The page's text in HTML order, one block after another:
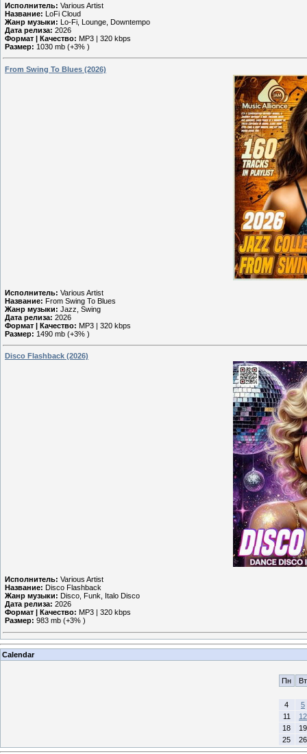
Исполнитель: Various Artist
Название: LoFi Cloud
Жанр музыки: Lo-Fi, Lounge, Downtempo
Дата релиза: 2026
Формат | Качество: MP3 | 320 kbps
Размер: 1030 mb (+3% )
From Swing To Blues (2026)
Исполнитель: Various Artist
Название: From Swing To Blues
Жанр музыки: Jazz, Swing
Дата релиза: 2026
Формат | Качество: MP3 | 320 kbps
Размер: 1490 mb (+3% )
Disco Flashback (2026)
Исполнитель: Various Artist
Название: Disco Flashback
Жанр музыки: Disco, Funk, Italo Disco
Дата релиза: 2026
Формат | Качество: MP3 | 320 kbps
Размер: 983 mb (+3% )
Calendar
Пн Вт
4
5
11
12
18
19
25
26